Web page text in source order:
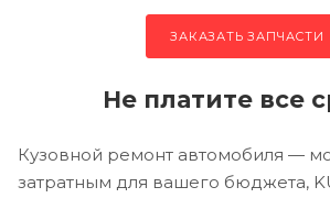
ЗАКАЗАТЬ ЗАПЧАСТИ
Не платите все
Кузовной ремонт автомобиля —
затратным для вашего бюджета,